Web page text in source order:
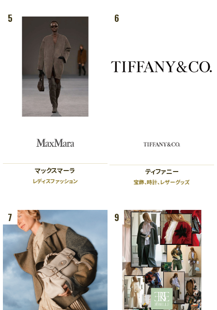
ショッピングフロアPLAZA11:00～20:00 ENT11:00～20:00
ビューティー＆スクールフロア
ENT11:00～21:00
お問い合わせ｜TEL：06-6343-7500（受付時間 10:00～20:00）
休館日｜不定休
5
マックスマーラ
レディスファッション
6
ティファニー
宝飾、時計、レザーグッズ
7 9